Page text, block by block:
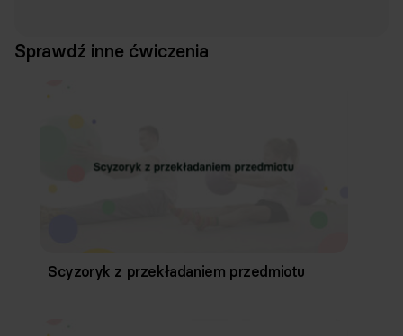
Sprawdź inne ćwiczenia
Scyzoryk z przekładaniem przedmiotu